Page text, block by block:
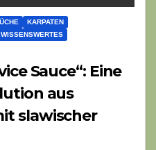
KARPATEN
WISSENSWERTES
Sauce“: Eine
aus
slawischer